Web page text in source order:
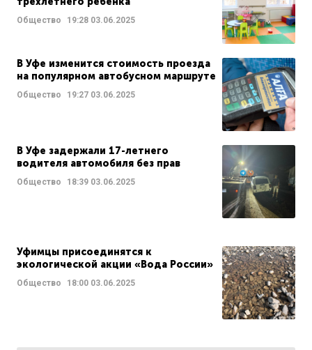
Общество 19:28 03.06.2025
В Уфе изменится стоимость проезда
на популярном автобусном маршруте
Общество 19:27 03.06.2025
В Уфе задержали 17-летнего
водителя автомобиля без прав
Общество 18:39 03.06.2025
Уфимцы присоединятся к
экологической акции «Вода России»
Общество 18:00 03.06.2025